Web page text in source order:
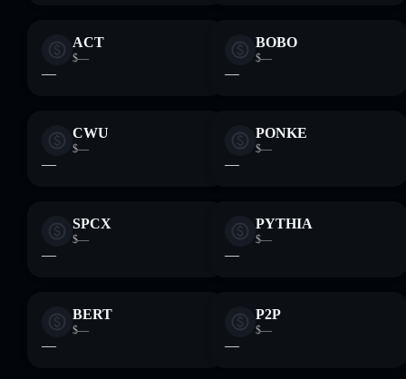
ACT
$—
—
BOBO
$—
—
CWU
$—
—
PONKE
$—
—
SPCX
$—
—
PYTHIA
$—
—
BERT
$—
—
P2P
$—
—